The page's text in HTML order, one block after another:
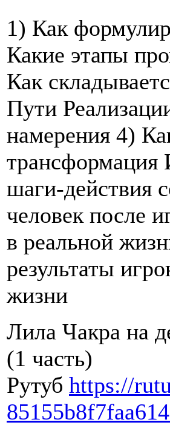
1) Как
Какие этапы
Как
Пути
намерения 4)
трансформация
шаги-действия
человек после
в реальной
результаты
жизни
Лила Чакра на
(1 часть)
Рутуб https://